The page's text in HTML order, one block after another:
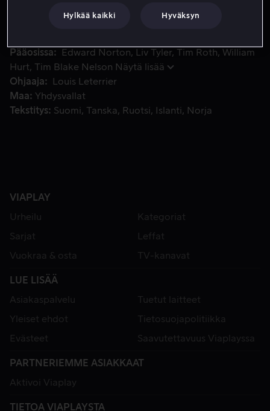
gammasäteilyyn ja laskee valloilleen hillittömän sisäisen
Pääosissa
Edward Norton Liv Tyler Tim Roth William
Hurt
Tim Blake Nelson Näytä lisää
Ohjaaja
Louis Leterrier
Maa
Yhdysvallat
Tekstitys
Suomi Tanska Ruotsi Islanti Norja
VIAPLAY
Urheilu
Kategoriat
Sarjat
Leffat
Vuokraa & osta
TV-kanavat
LUE LISÄÄ
Asiakaspalvelu
Tuetut laitteet
Yleiset ehdot
Tietosuojapolitiikka
Evästeet
Saavutettavuus Viaplayssa
PARTNERIEMME ASIAKKAAT
Aktivoi Viaplay
TIETOA VIAPLAYSTA
Hylkää kaikki Hyväksyn